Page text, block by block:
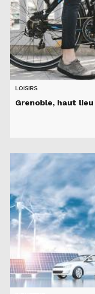
LOISIRS
Grenoble, haut lieu